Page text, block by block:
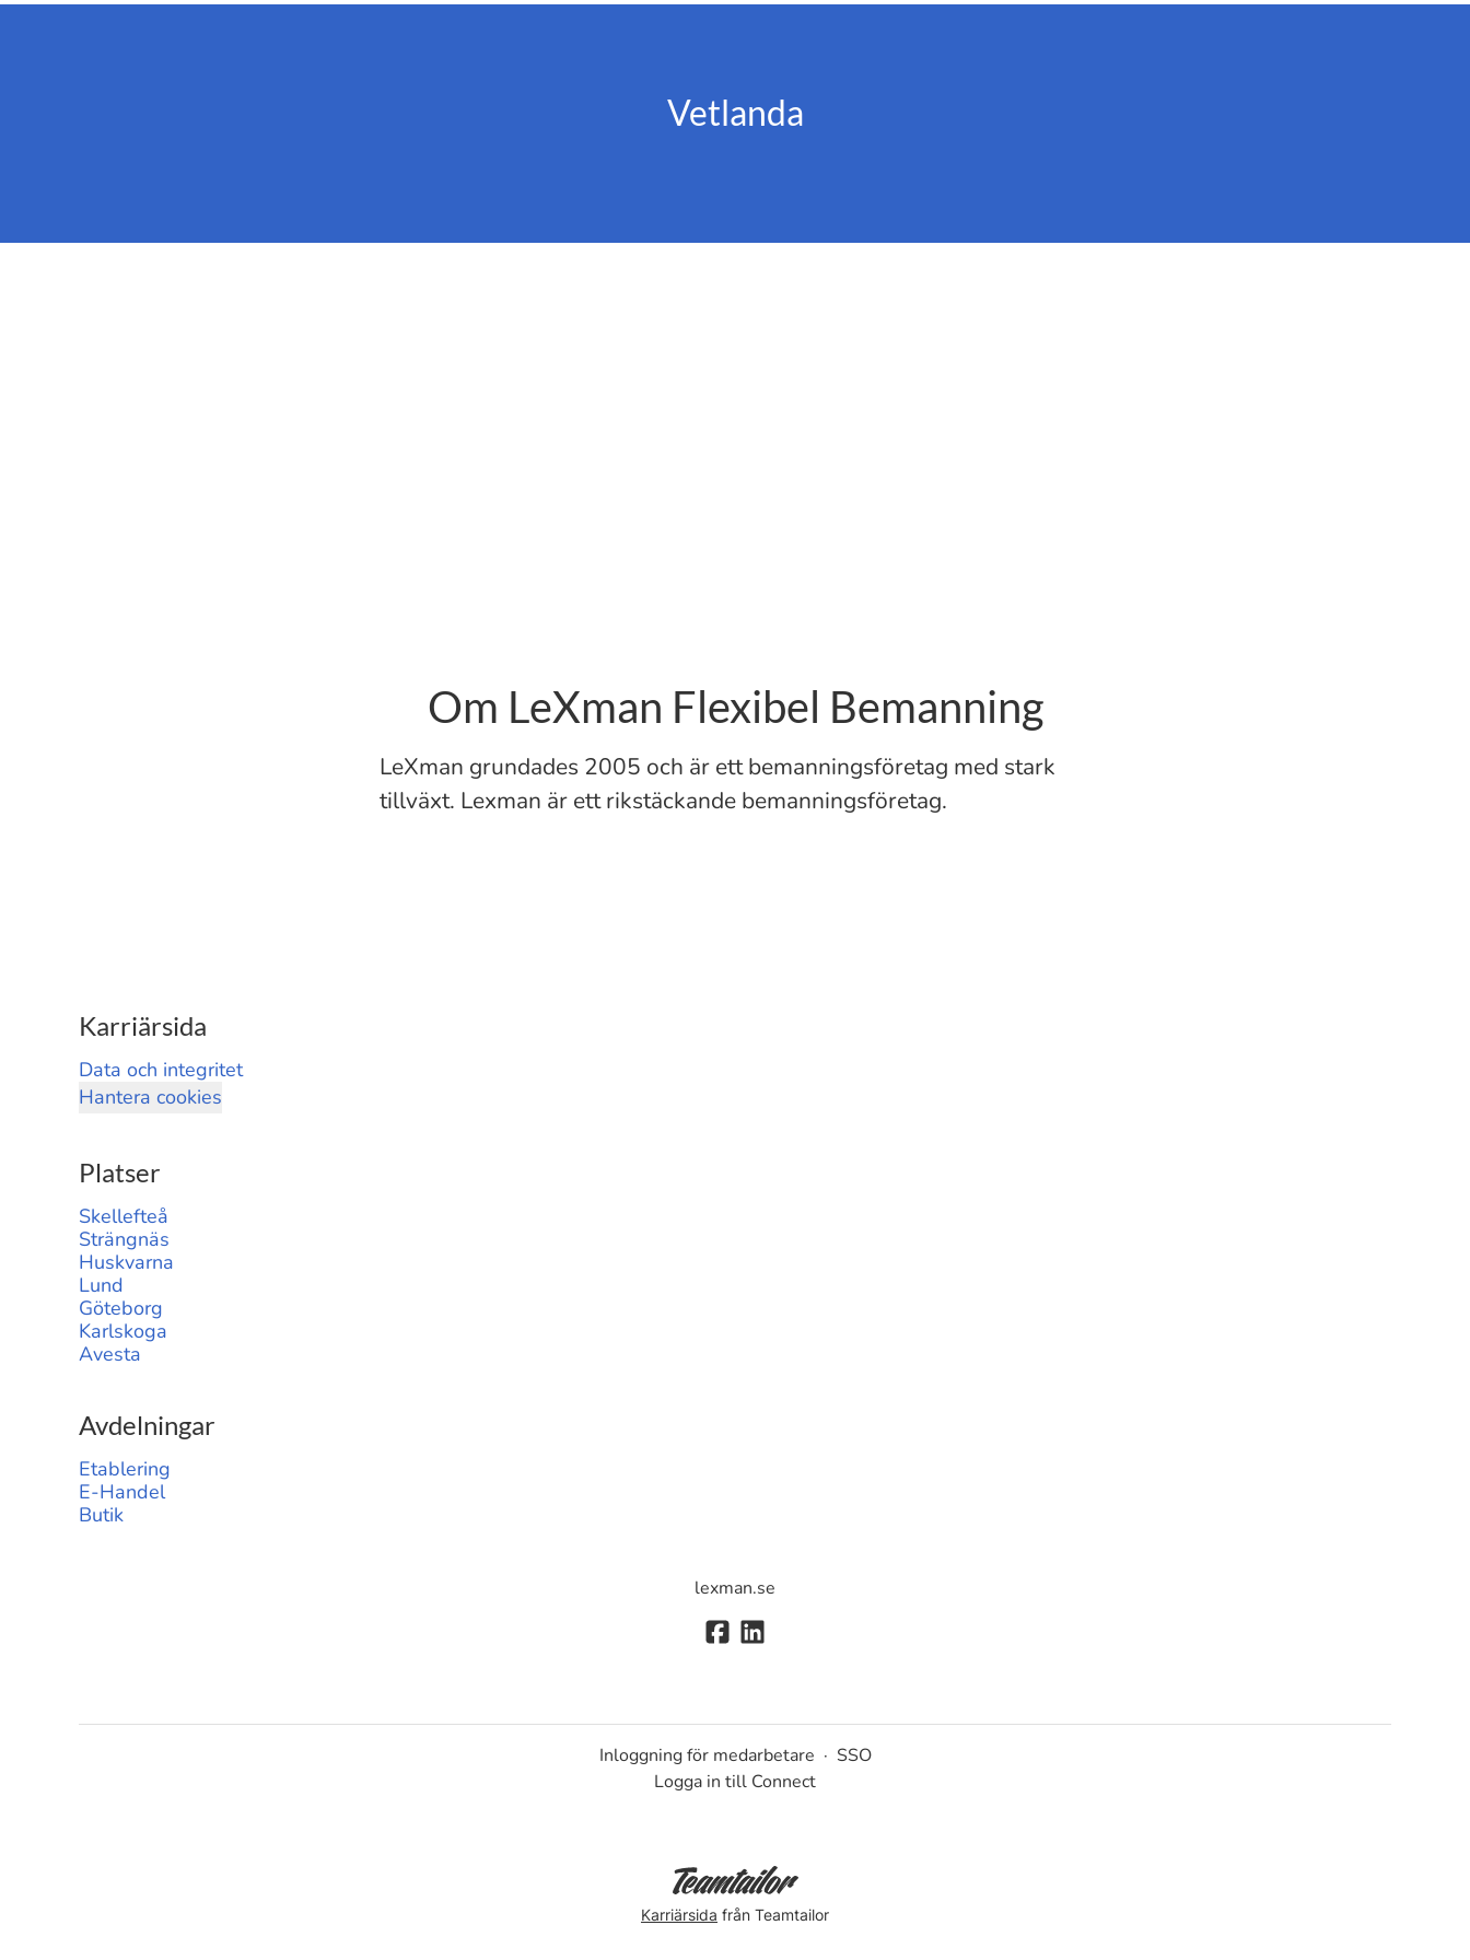
Vetlanda
Om LeXman Flexibel Bemanning
LeXman grundades 2005 och är ett bemanningsföretag med stark
tillväxt. Lexman är ett rikstäckande bemanningsföretag.
Karriärsida
Data och integritet
Hantera cookies
Platser
Skellefteå
Strängnäs
Huskvarna
Lund
Göteborg
Karlskoga
Avesta
Avdelningar
Etablering
E-Handel
Butik
lexman.se
Inloggning för medarbetare · SSO
Logga in till Connect
Karriärsida från Teamtailor